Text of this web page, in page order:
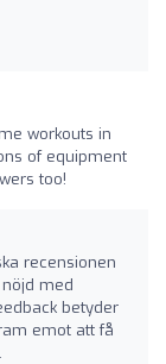
workouts in
of equipment
too!
recensionen
med
betyder
emot att få